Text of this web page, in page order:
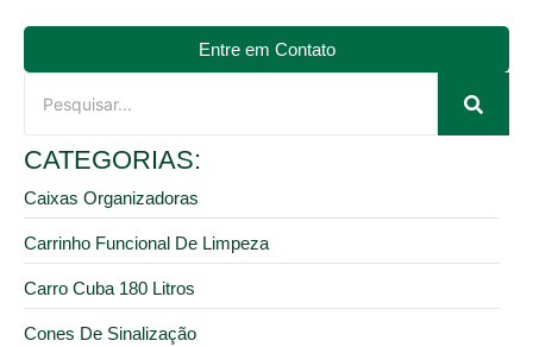
Entre em Contato
CATEGORIAS:
Caixas Organizadoras
Carrinho Funcional De Limpeza
Carro Cuba 180 Litros
Cones De Sinalização